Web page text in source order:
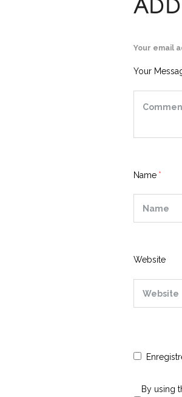
Your email
Your
Name
Website
By using